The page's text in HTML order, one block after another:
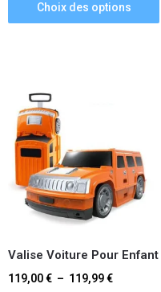
Choix des options
Valise Voiture Pour Enfant
119,00€ – 119,99€